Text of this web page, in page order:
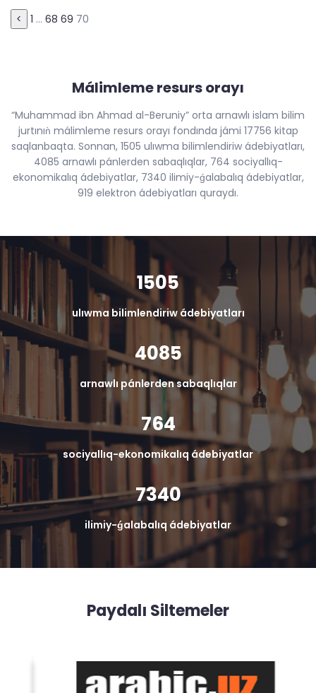
записей
< 1 … 68 69 70
Málimleme resurs orayı
“Muhammad ibn Ahmad al-Beruniy” orta arnawlı islam bilim
jurtınıǹ málimleme resurs orayı fondında jámi 17756 kitap
saqlanbaqta. Sonnan, 1505 ulıwma bilimlendiriw ádebiyatları,
4085 arnawlı pánlerden sabaqlıqlar, 764 sociyallıq-
ekonomikalıq ádebiyatlar, 7340 ilimiy-ǵalabalıq ádebiyatlar,
919 elektron ádebiyatları quraydı.
1505
ulıwma bilimlendiriw ádebiyatları
4085
arnawlı pánlerden sabaqlıqlar
764
sociyallıq-ekonomikalıq ádebiyatlar
7340
ilimiy-ǵalabalıq ádebiyatlar
Paydalı Siltemeler